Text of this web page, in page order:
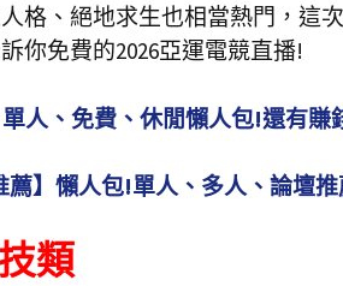
格、絕地求生也相當熱門，這
你免費的2026亞運電競直播!
人、免費、休閒懶人包!還有賺
】懶人包!單人、多人、論壇
類